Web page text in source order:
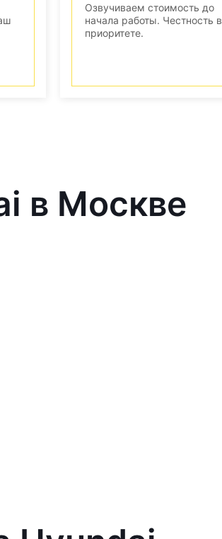
Озвучиваем стоимость до
начала работы. Честность в
приоритете.
в Москве